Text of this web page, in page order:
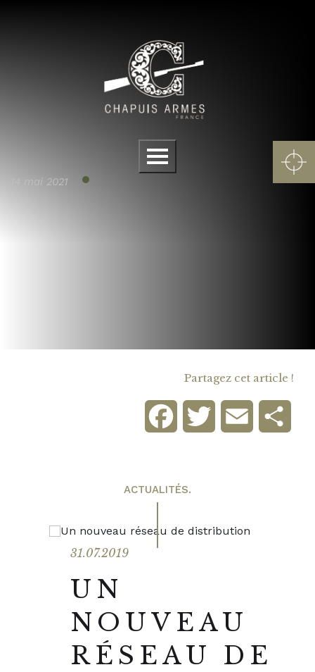
Menu
14 mai 2021
Partagez cet article !
FacebookTwitter Email
ACTUALITÉS.
31.07.2019
UN
NOUVEAU
RÉSEAU DE